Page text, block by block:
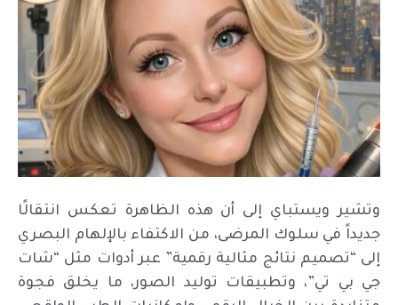
وتشير ويستباي إلى أن هذه الظاهرة تعكس انتقالًا
جديداً في سلوك المرضى، من الاكتفاء بالإلهام البصري
إلى “تصميم نتائج مثالية رقمية” عبر أدوات مثل “شات
جي بي تي”، وتطبيقات توليد الصور، ما يخلق فجوة